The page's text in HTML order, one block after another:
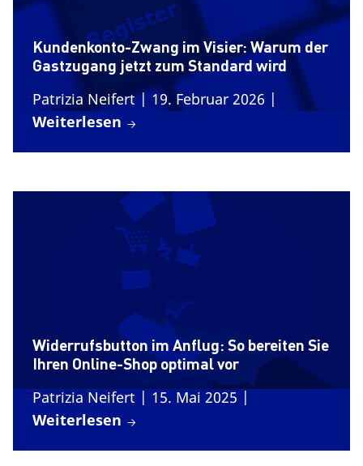
Kundenkonto-Zwang im Visier: Warum der
Gastzugang jetzt zum Standard wird
Patrizia Neifert| 19. Februar 2026 |
Weiterlesen
Widerrufsbutton im Anflug: So bereiten Sie
Ihren Online-Shop optimal vor
Patrizia Neifert | 15. Mai 2025 |
Weiterlesen